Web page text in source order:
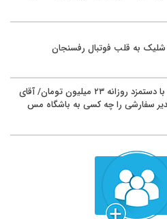
شلیک به قلب فوتبال رفسنجان
مدیر غیربومی با دستمزد روزانه ۲۳ میلیون تومان/ آقای
سفارشی را چه کسی به باشگاه مس